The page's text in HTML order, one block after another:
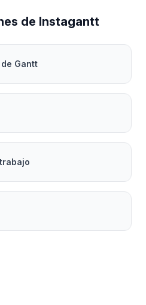
de Instagantt
Gantt